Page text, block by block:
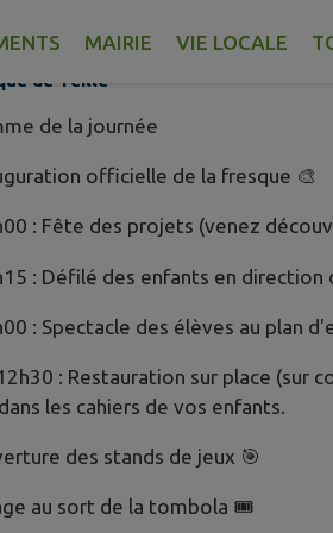
MAIRIE VIE LOCALE
02 juin 2026 - Amicale Laïque de Teillé
de Teillé
de la journée
officielle de la fresque 🎨
: Fête des projets (venez
: Défilé des enfants en direction
: Spectacle des élèves au plan
: Restauration sur place (sur
les cahiers de vos enfants.
des stands de jeux 🎯
au sort de la tombola 🎟️